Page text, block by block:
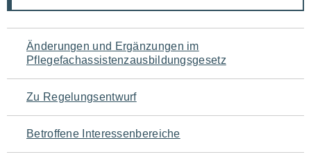
Navigation
für
den
Seiteninhalt
Änderungen und Ergänzungen im
Pflegefachassistenzausbildungsgesetz
Zu Regelungsentwurf
Betroffene Interessenbereiche